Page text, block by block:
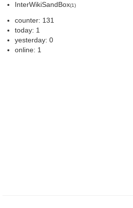
InterWikiSandBox(1)
counter: 131
today: 1
yesterday: 0
online: 1